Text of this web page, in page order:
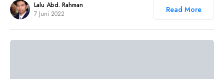
Lalu Abd. Rahman
7 Juni 2022
Read More